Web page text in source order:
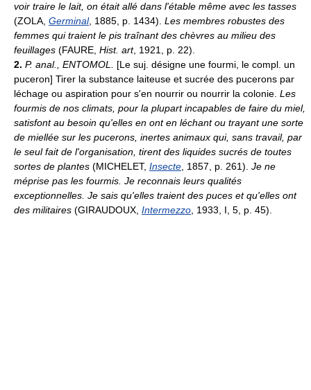
voir traire le lait, on était allé dans l'étable même avec les tasses
(ZOLA, Germinal, 1885, p. 1434). Les membres robustes des
femmes qui traient le pis traînant des chèvres au milieu des
feuillages (FAURE, Hist. art, 1921, p. 22).
2. P. anal., ENTOMOL. [Le suj. désigne une fourmi, le compl. un
puceron] Tirer la substance laiteuse et sucrée des pucerons par
léchage ou aspiration pour s'en nourrir ou nourrir la colonie. Les
fourmis de nos climats, pour la plupart incapables de faire du miel,
satisfont au besoin qu'elles en ont en léchant ou trayant une sorte
de miellée sur les pucerons, inertes animaux qui, sans travail, par
le seul fait de l'organisation, tirent des liquides sucrés de toutes
sortes de plantes (MICHELET, Insecte , 1857, p. 261). Je ne
méprise pas les fourmis. Je reconnais leurs qualités
exceptionnelles. Je sais qu'elles traient des puces et qu'elles ont
des militaires (GIRAUDOUX, Intermezzo , 1933, I, 5, p. 45).